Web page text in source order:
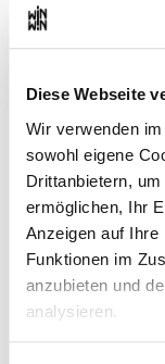
Diese Webseite
Wir verwenden
sowohl eigene
Drittanbietern,
ermöglichen, Ihr
Anzeigen auf
Funktionen im
anzubieten und
analysieren.
Er
2
Der